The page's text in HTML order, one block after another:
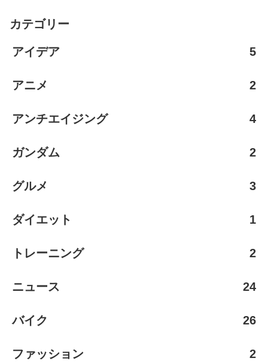
カテゴリー
アイデア 5
アニメ 2
アンチエイジング 4
ガンダム 2
グルメ 3
ダイエット 1
トレーニング 2
ニュース 24
バイク 26
ファッション 2